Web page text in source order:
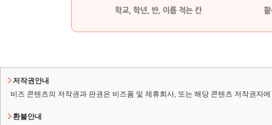
저작권안내
비즈 콘텐츠의 저작권과 판권은 비즈폼 및 제휴회사, 또는 해당 콘텐츠 저작권자
환불안내